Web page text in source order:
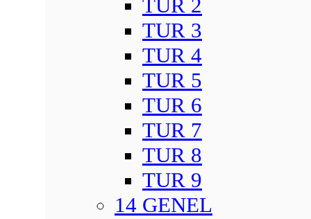
TUR 2
TUR 3
TUR 4
TUR 5
TUR 6
TUR 7
TUR 8
TUR 9
14 GENEL